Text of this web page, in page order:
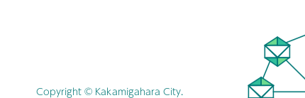
Copyright © Kakamigahara City.